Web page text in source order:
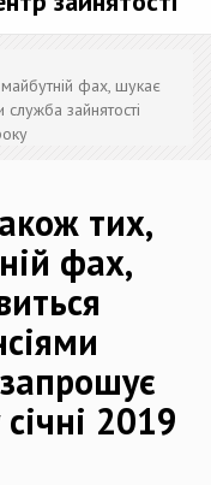
фах, шукає
служба зайнятості
тих,
фах,
2019